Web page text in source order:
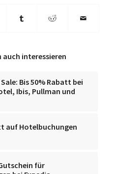
auch interessieren
Bis 50% Rabatt bei
Ibis, Pullman und
auf Hotelbuchungen
für